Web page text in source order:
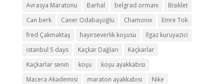
Avrasya Maratonu
Barhal belgrad ormanı
Bisiklet
Can berk
Caner Odabaşoğlu Chamonix
Emre Tok
fred Çakmaktaş
hayırseverlik koşusu
Ilgaz kuruyazici
istanbul 5 days
Kaçkar Dağları
Kaçkarlar
Kaçkarlar senin
koşu
koşu ayakkabısı
Macera Akademisi
maraton ayakkabısı
Nike